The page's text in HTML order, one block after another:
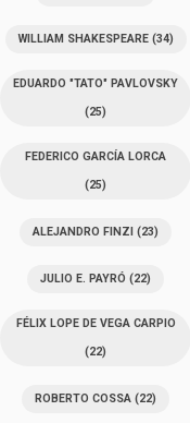
WILLIAM SHAKESPEARE(34)
EDUARDO "TATO" PAVLOVSKY
(25)
FEDERICO GARCÍA LORCA
(25)
ALEJANDRO FINZI (23)
JULIO E. PAYRÓ (22)
FÉLIX LOPE DE VEGA CARPIO
(22)
ROBERTO COSSA (22)